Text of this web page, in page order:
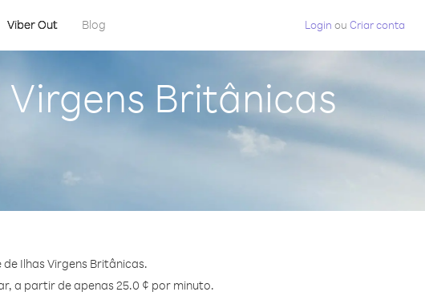
Viber Out Blog Login ou Criar conta
Britânicas
Ilhas Virgens Britânicas.
a partir de apenas 25.0 ¢ por minuto.